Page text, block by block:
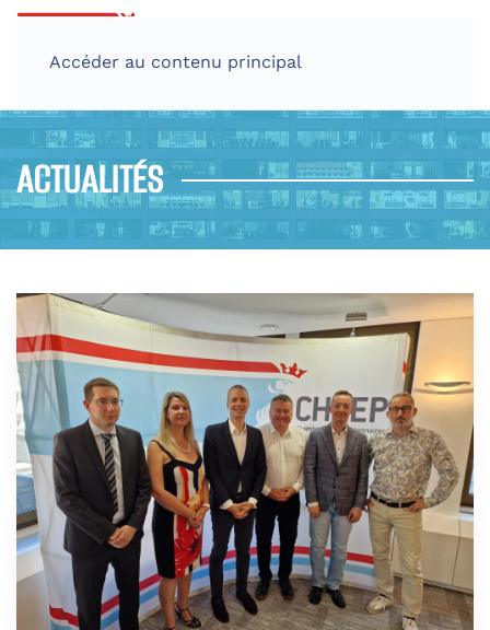
Accéder au contenu principal
ACTUALITÉS